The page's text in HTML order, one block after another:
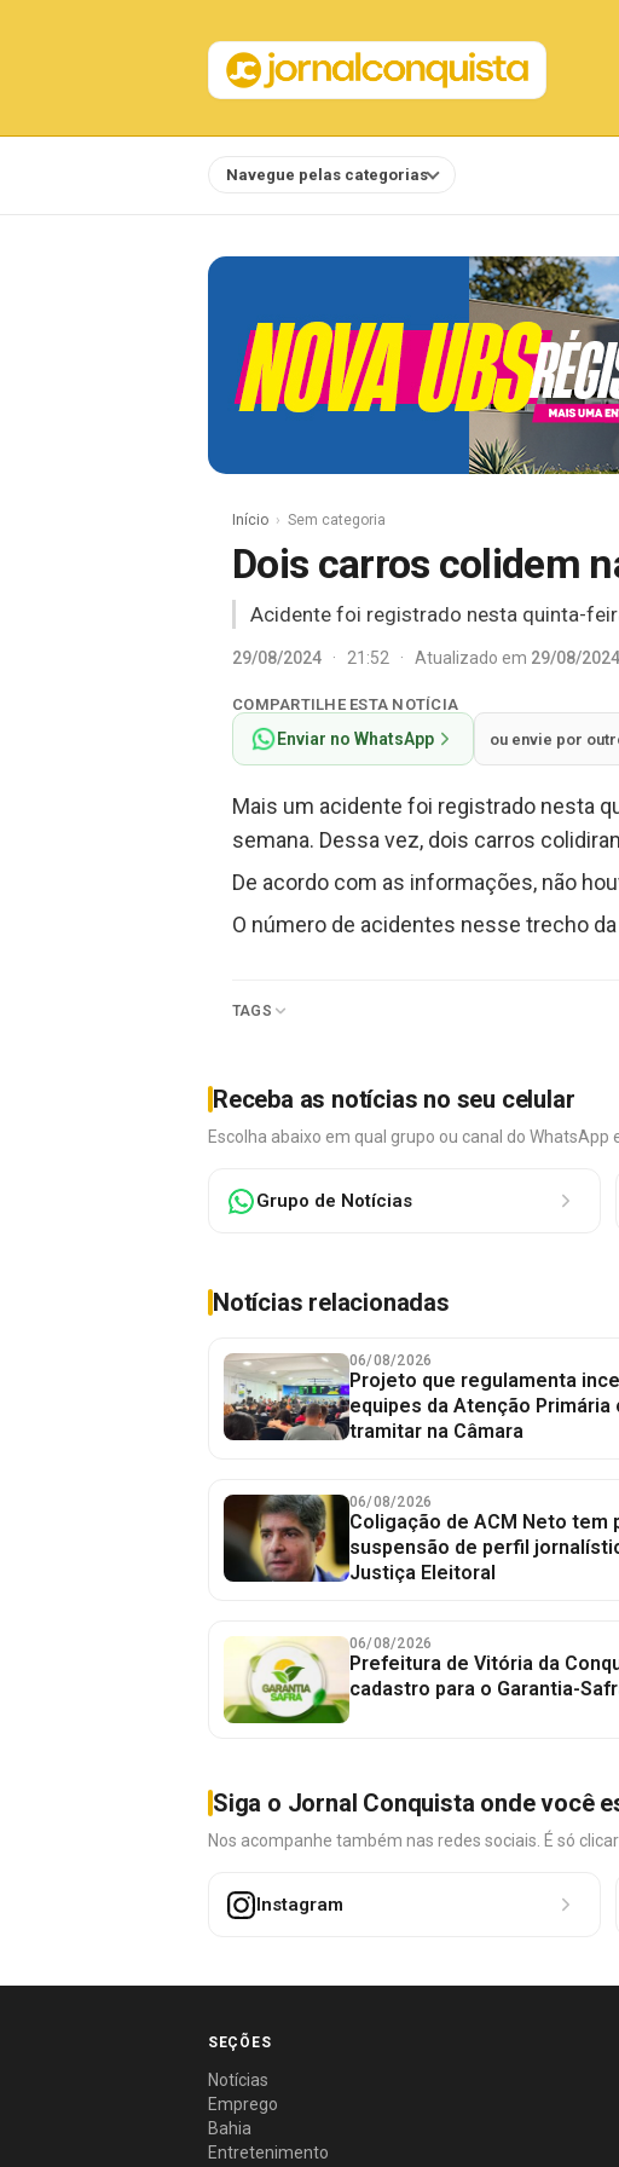
Navegue pelas categorias
Início Sem categoria
Dois carros colidem
Acidente foi registrado nesta quinta-
29/08/2024 · 21:52 · Atualizado em 29/08/2024
COMPARTILHE ESTA NOTÍCIA
Enviar no WhatsApp ou envie por
Mais um acidente foi registrado nesta
semana. Dessa vez, dois carros
De acordo com as informações, não
O número de acidentes nesse trecho
TAGS
Receba as notícias no seu celular
Escolha abaixo em qual grupo ou canal do WhatsApp
Grupo de Notícias
Notícias relacionadas
06/08/2026
Projeto que regulamenta
equipes da Atenção Primária
tramitar na Câmara
06/08/2026
Coligação de ACM Neto tem
suspensão de perfil
Justiça Eleitoral
06/08/2026
Prefeitura de Vitória da
cadastro para o Garantia-
Siga o Jornal Conquista onde você
Nos acompanhe também nas redes sociais. É só
Instagram
SEÇÕES
Notícias
Emprego
Bahia
Entretenimento